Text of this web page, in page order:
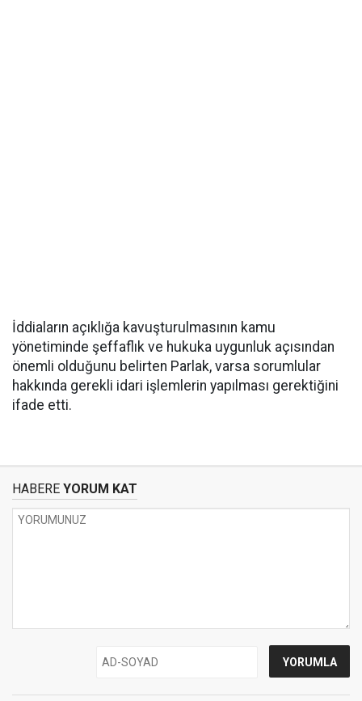
İddiaların açıklığa kavuşturulmasının kamu
yönetiminde şeffaflık ve hukuka uygunluk açısından
önemli olduğunu belirten Parlak, varsa sorumlular
hakkında gerekli idari işlemlerin yapılması gerektiğini
ifade etti.
HABERE YORUM KAT